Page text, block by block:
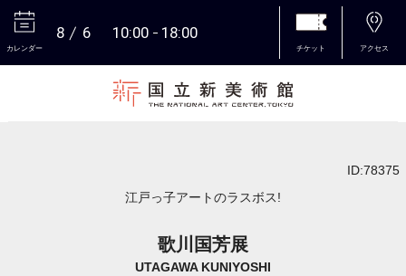
カレンダー
8 6 10:00 18:00
チケット アクセス
ID:78375
江戸っ子アートのラスボス!
歌川国芳展
UTAGAWA KUNIYOSHI